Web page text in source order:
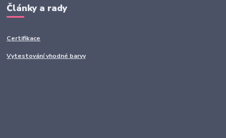
Články a rady
Certifikace
Vytestování vhodné barvy